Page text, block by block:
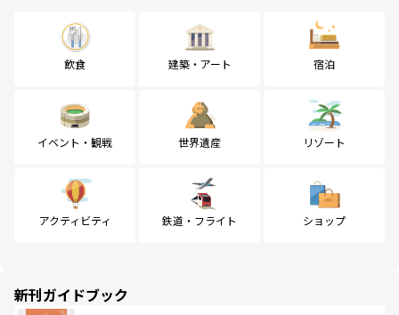
飲食 建築・アート 宿泊
イベント・観戦 世界遺産 リゾート
アクティビティ 鉄道・フライト ショップ
新刊ガイドブック